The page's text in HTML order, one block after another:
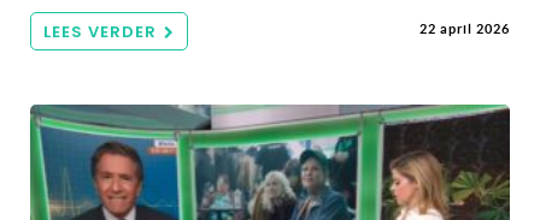
LEES VERDER 22 april 2026